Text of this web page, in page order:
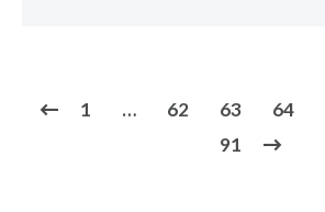
1 … 62 63 64
91